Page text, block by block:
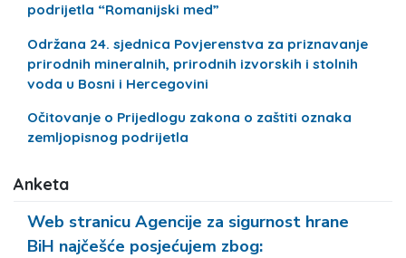
podrijetla “Romanijski med”
Održana 24. sjednica Povjerenstva za priznavanje
prirodnih mineralnih, prirodnih izvorskih i stolnih
voda u Bosni i Hercegovini
Očitovanje o Prijedlogu zakona o zaštiti oznaka
zemljopisnog podrijetla
Anketa
Web stranicu Agencije za sigurnost hrane
BiH najčešće posjećujem zbog: